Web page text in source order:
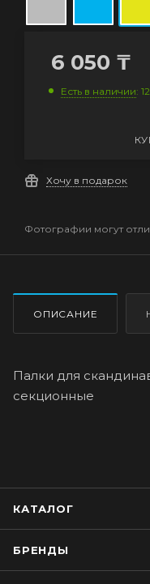
6 050 ₸
Есть в наличии: 12
Хочу в подарок
Фотографии могут
ОПИСАНИЕ
Палки для
секционные
КАТАЛОГ
БРЕНДЫ